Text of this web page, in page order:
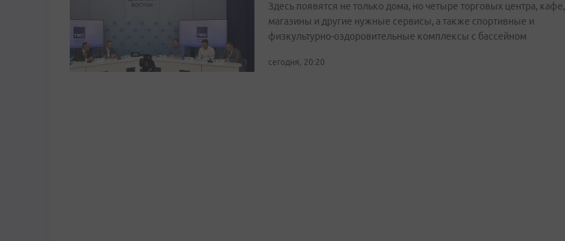
Здесь появятся не только дома, но четыре торговых центра, кафе,
магазины и другие нужные сервисы, а также спортивные и
физкультурно-оздоровительные комплексы с бассейном
сегодня, 20:20